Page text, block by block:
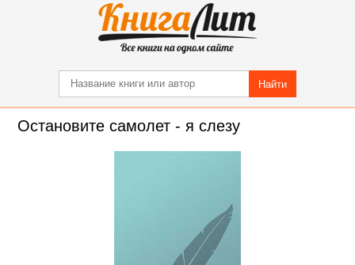
Найти
Остановите самолет - я слезу